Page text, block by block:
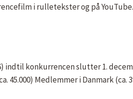
i rulletekster og på YouTube.
indtil konkurrencen slutter 1.
45.000) Medlemmer i Danmark (ca.